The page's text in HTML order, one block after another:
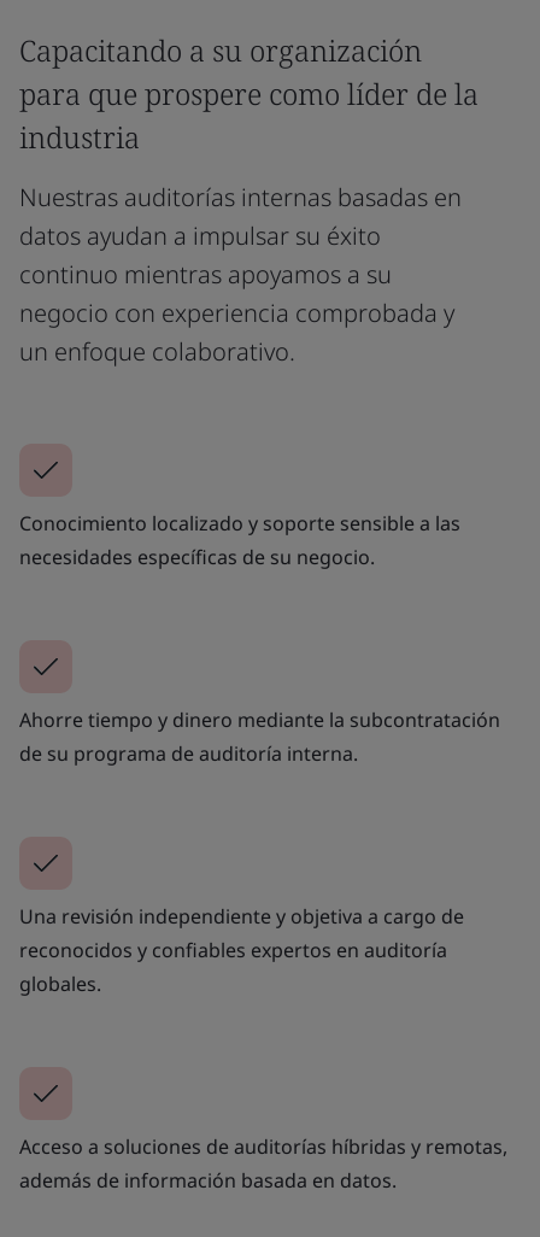
Capacitando a su organización
para que prospere como líder de la
industria
Nuestras auditorías internas basadas en
datos ayudan a impulsar su éxito
continuo mientras apoyamos a su
negocio con experiencia comprobada y
un enfoque colaborativo.
Conocimiento localizado y soporte sensible a las
necesidades específicas de su negocio.
Ahorre tiempo y dinero mediante la subcontratación
de su programa de auditoría interna.
Una revisión independiente y objetiva a cargo de
reconocidos y confiables expertos en auditoría
globales.
Acceso a soluciones de auditorías híbridas y remotas,
además de información basada en datos.